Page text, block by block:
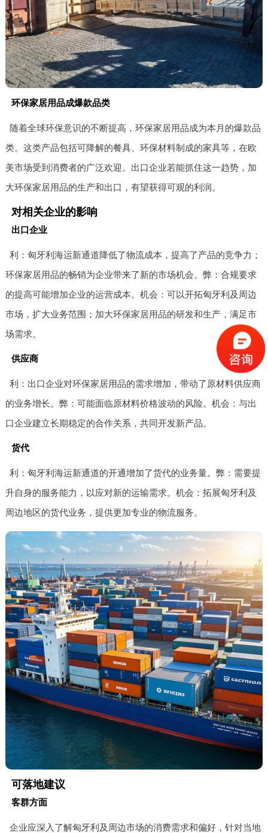
环保家居用品成爆款品类
随着全球环保意识的不断提高，环保家居用品成为本月的爆款品
类。这类产品包括可降解的餐具、环保材料制成的家具等，在欧
美市场受到消费者的广泛欢迎。出口企业若能抓住这一趋势，加
大环保家居用品的生产和出口，有望获得可观的利润。
对相关企业的影响
出口企业
利：匈牙利海运新通道降低了物流成本，提高了产品的竞争力；
环保家居用品的畅销为企业带来了新的市场机会。弊：合规要求
的提高可能增加企业的运营成本。机会：可以开拓匈牙利及周边
市场，扩大业务范围；加大环保家居用品的研发和生产，满足市
场需求。
供应商
利：出口企业对环保家居用品的需求增加，带动了原材料供应商
的业务增长。弊：可能面临原材料价格波动的风险。机会：与出
口企业建立长期稳定的合作关系，共同开发新产品。
货代
利：匈牙利海运新通道的开通增加了货代的业务量。弊：需要提
升自身的服务能力，以应对新的运输需求。机会：拓展匈牙利及
周边地区的货代业务，提供更加专业的物流服务。
可落地建议
客群方面
企业应深入了解匈牙利及周边市场的消费需求和偏好，针对当地